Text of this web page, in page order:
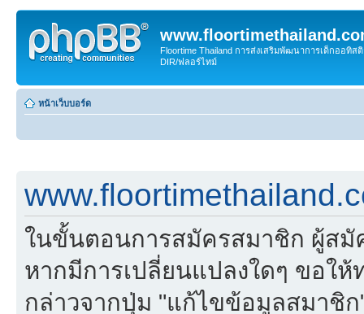
Floortime Thailand การส่งเสริมพัฒนาการเด็กออทิ
DIR/ฟลอร์ไทม์
หน้าเว็บบอร์ด
ในขั้นตอนการสมัครสมาชิก ผู้สมั
หากมีการเปลี่ยนแปลงใดๆ ขอใ
กล่าวจากปุ่ม "แก้ไขข้อมูลสมาชิก